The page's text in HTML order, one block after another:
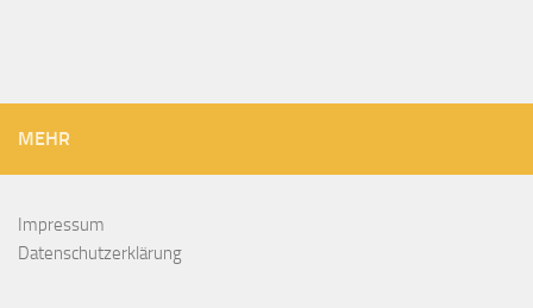
MEHR
Impressum
Datenschutzerklärung